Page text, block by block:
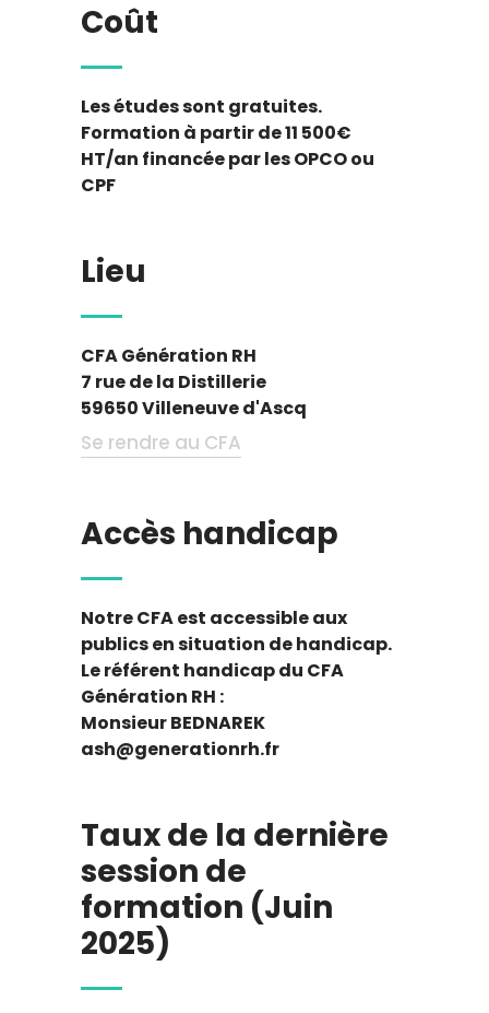
Coût
Les études sont gratuites.
Formation à partir de 11 500€
HT/an financée par les OPCO ou
CPF
Lieu
CFA Génération RH
7 rue de la Distillerie
59650 Villeneuve d'Ascq
Se rendre au CFA
Accès handicap
Notre CFA est accessible aux
publics en situation de handicap.
Le référent handicap du CFA
Génération RH :
Monsieur BEDNAREK
ash@generationrh.fr
Taux de la dernière
session de
formation (Juin
2025)